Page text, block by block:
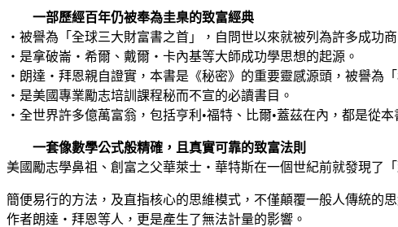
一部歷經百年仍被奉為圭臬的致富經典
‧被譽為「全球三大財富書之首」，自問世以來就被列為許多成功
‧是拿破崙‧希爾、戴爾‧卡內基等大師成功學思想的起源。
‧朗達‧拜恩親自證實，本書是《秘密》的重要靈感源頭，被譽為「
‧是美國專業勵志培訓課程秘而不宣的必讀書目。
‧全世界許多億萬富翁，包括亨利•福特、比爾•蓋茲在內，都是從
一套像數學公式般精確，且真實可靠的致富法則
美國勵志學鼻祖、創富之父華萊士‧華特斯在一個世紀前就發現了
簡便易行的方法，及直指核心的思維模式，不僅顛覆一般人傳統
作者朗達‧拜恩等人，更是產生了無法計量的影響。